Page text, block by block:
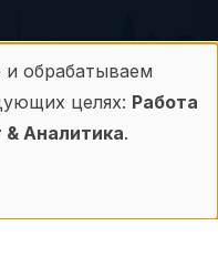
с данного
обрабатываем
целях: Работа
Аналитика.